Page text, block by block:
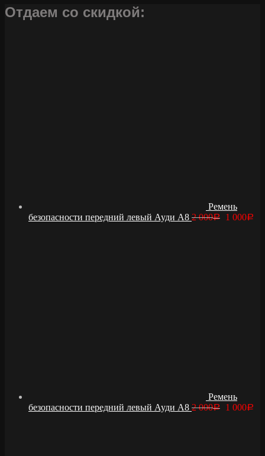
Отдаем со скидкой:
Ремень
безопасности передний левый Ауди А8 2 000Р 1 000Р
Ремень
безопасности передний левый Ауди А8 2 000Р 1 000Р